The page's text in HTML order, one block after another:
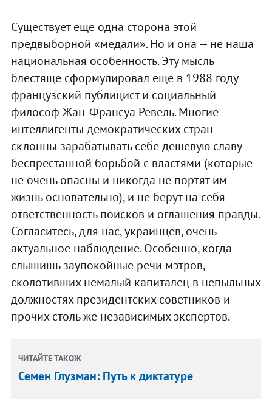
Существует еще одна сторона этой
предвыборной «медали». Но и она — не наша
национальная особенность. Эту мысль
блестяще сформулировал еще в 1988 году
французский публицист и социальный
философ Жан-Франсуа Ревель. Многие
интеллигенты демократических стран
склонны зарабатывать себе дешевую славу
беспрестанной борьбой с властями (которые
не очень опасны и никогда не портят им
жизнь основательно), и не берут на себя
ответственность поисков и оглашения правды.
Согласитесь, для нас, украинцев, очень
актуальное наблюдение. Особенно, когда
слышишь заупокойные речи мэтров,
сколотивших немалый капиталец в непыльных
должностях президентских советников и
прочих столь же независимых экспертов.
ЧИТАЙТЕ ТАКОЖ
Семен Глузман: Путь к диктатуре